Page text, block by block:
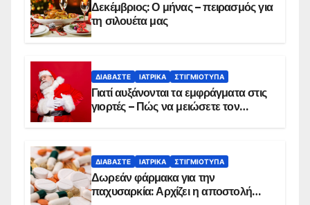
Δεκέμβριος: Ο μήνας – πειρασμός για
τη σιλουέτα μας
ΔΙΑΒΆΣΤΕ ΙΑΤΡΙΚΆ ΣΤΙΓΜΙΌΤΥΠΑ
Γιατί αυξάνονται τα εμφράγματα στις
γιορτές – Πώς να μειώσετε τον
ΔΙΑΒΆΣΤΕ ΙΑΤΡΙΚΆ ΣΤΙΓΜΙΌΤΥΠΑ
Δωρεάν φάρμακα για την
παχυσαρκία: Αρχίζει η αποστολή